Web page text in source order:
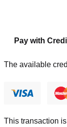
Pay with
The available
This transaction